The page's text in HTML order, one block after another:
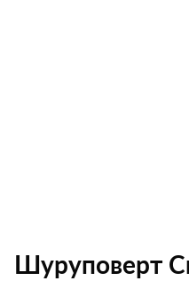
Шуруповерт